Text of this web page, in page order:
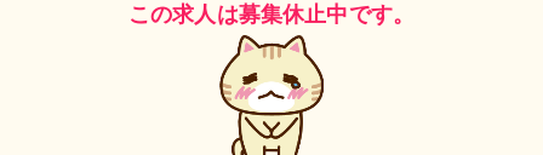
この求人は募集休止中です。